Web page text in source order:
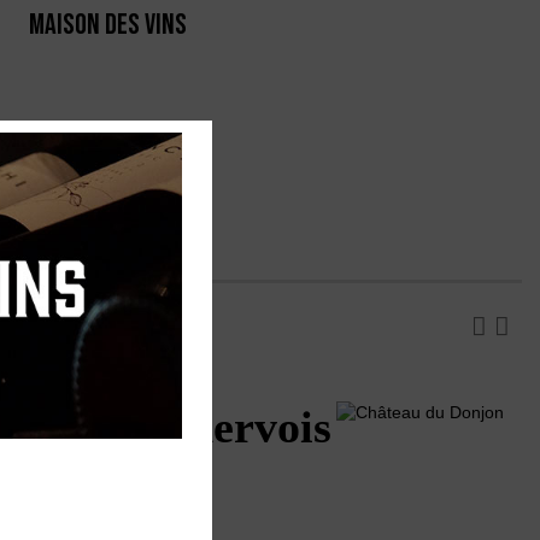
MAISON DES VINS
PRODUCTEURS
AOP Minervois